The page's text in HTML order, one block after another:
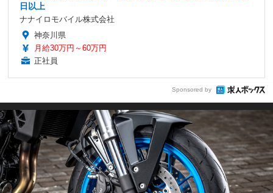
日以上
ナナイロモバイル株式会社
神奈川県
月給30万円～60万円
正社員
Sponsored by